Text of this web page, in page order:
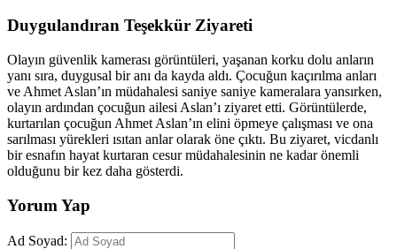
Duygulandıran Teşekkür Ziyareti
Olayın güvenlik kamerası görüntüleri, yaşanan korku dolu anların
yanı sıra, duygusal bir anı da kayda aldı. Çocuğun kaçırılma anları
ve Ahmet Aslan’ın müdahalesi saniye saniye kameralara yansırken,
olayın ardından çocuğun ailesi Aslan’ı ziyaret etti. Görüntülerde,
kurtarılan çocuğun Ahmet Aslan’ın elini öpmeye çalışması ve ona
sarılması yürekleri ısıtan anlar olarak öne çıktı. Bu ziyaret, vicdanlı
bir esnafın hayat kurtaran cesur müdahalesinin ne kadar önemli
olduğunu bir kez daha gösterdi.
Yorum Yap
Ad Soyad: